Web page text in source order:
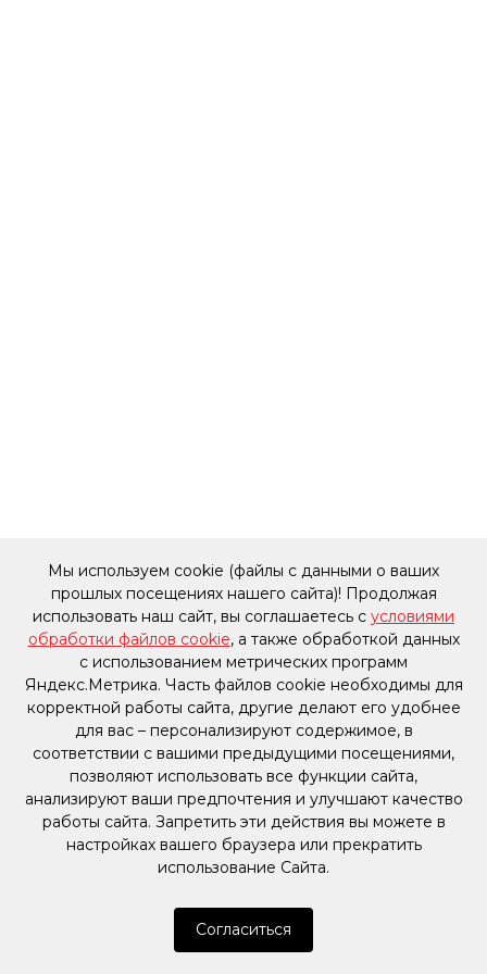
Мы используем cookie (файлы с данными о ваших
прошлых посещениях нашего сайта)! Продолжая
использовать наш сайт, вы соглашаетесь с условиями
обработки файлов cookie, а также обработкой данных
с использованием метрических программ
Яндекс.Метрика. Часть файлов cookie необходимы для
корректной работы сайта, другие делают его удобнее
для вас – персонализируют содержимое, в
соответствии с вашими предыдущими посещениями,
позволяют использовать все функции сайта,
анализируют ваши предпочтения и улучшают качество
работы сайта. Запретить эти действия вы можете в
настройках вашего браузера или прекратить
использование Сайта.
Согласиться